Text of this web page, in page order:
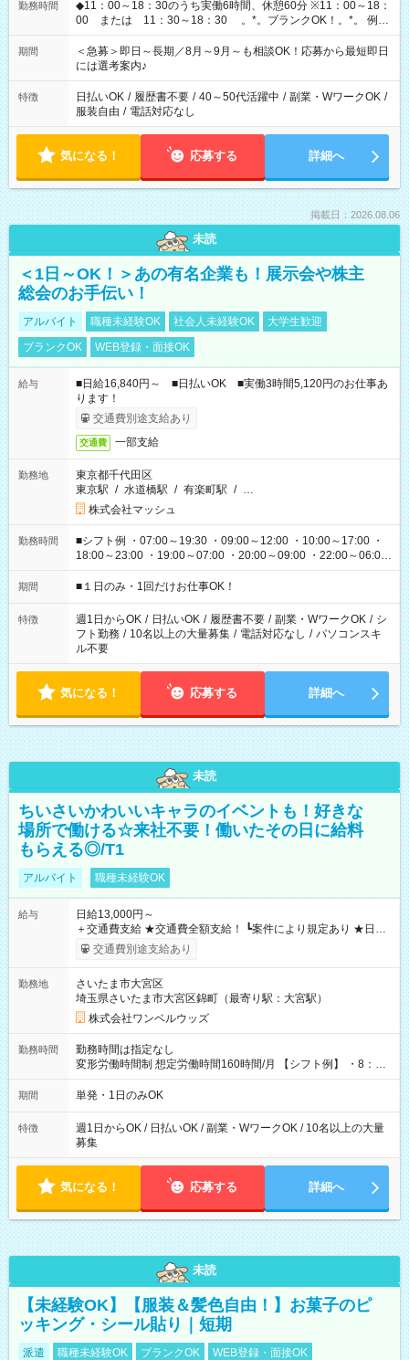
勤務時間
◆11：00～18：30のうち実働6時間、休憩60分 ※11：00～18：
00 または 11：30～18：30 。*。ブランクOK！。*。 例え
ば前職が、 在宅/財団法人/事務/コールセンター/受付/販売/カフェ
スタッフ スイーツ販売/ホテルフロント/化粧品販売/など 様々な
業界から入社して活躍されています♪
期間
＜急募＞即日～長期／8月～9月～も相談OK！応募から最短即日
には選考案内♪
特徴 日払いOK / 履歴書不要 / 40～50代活躍中 / 副業・WワークOK /
服装自由 / 電話対応なし
気になる！ 応募する 詳細へ
掲載日：2026.08.06
未読
＜1日～OK！＞あの有名企業も！展示会や株主
総会のお手伝い！
アルバイト 職種未経験OK 社会人未経験OK
大学生歓迎
ブランクOK
WEB登録・面接OK
給与
■日給16,840円～ ■日払いOK ■実働3時間5,120円のお仕事あ
ります！
交通費別途支給あり
交通費 一部支給
勤務地
東京都千代田区
東京駅 / 水道橋駅 / 有楽町駅 / …
株式会社マッシュ
勤務時間
■シフト例 ・07:00～19:30 ・09:00～12:00 ・10:00～17:00 ・
18:00～23:00 ・19:00～07:00 ・20:00～09:00 ・22:00～06:00
etc ★最短で3時間で5,120円のお仕事から 15時間で2万円近く稼
げるお仕事も！ ご希望のお時間に合わせてご紹介！ ※シフトは
ください！
期間 ■１日のみ・1回だけお仕事OK！
特徴 週1日からOK / 日払いOK / 履歴書不要 / 副業・WワークOK / シ
フト勤務 / 10名以上の大量募集 / 電話対応なし / パソコンスキ
ル不要
気になる！ 応募する 詳細へ
未読
ちいさいかわいいキャラのイベントも！好きな
場所で働ける☆来社不要！働いたその日に給料
もらえる◎/T1
アルバイト 職種未経験OK
給与
日給13,000円～
＋交通費支給 ★交通費全額支給！ ┗案件により規定あり ★日払
いOK！（規定あり） ┗働いたその日に現金GET♪ お仕事後はコ
ンビニATMから 日払い分を引き落とせます！ 【試用期間】試
交通費別途支給あり
勤務地
さいたま市大宮区
埼玉県さいたま市大宮区錦町（最寄り駅：大宮駅）
株式会社ワンベルウッズ
勤務時間
勤務時間は指定なし
変形労働時間制 想定労働時間160時間/月 【シフト例】 ・8：00
～21：00
期間 単発・1日のみOK
特徴
週1日からOK / 日払いOK / 副業・WワークOK / 10名以上の大量
募集
気になる！ 応募する 詳細へ
未読
【未経験OK】【服装＆髪色自由！】お菓子のピ
ッキング・シール貼り｜短期
派遣 職種未経験OK ブランクOK WEB登録・面接OK